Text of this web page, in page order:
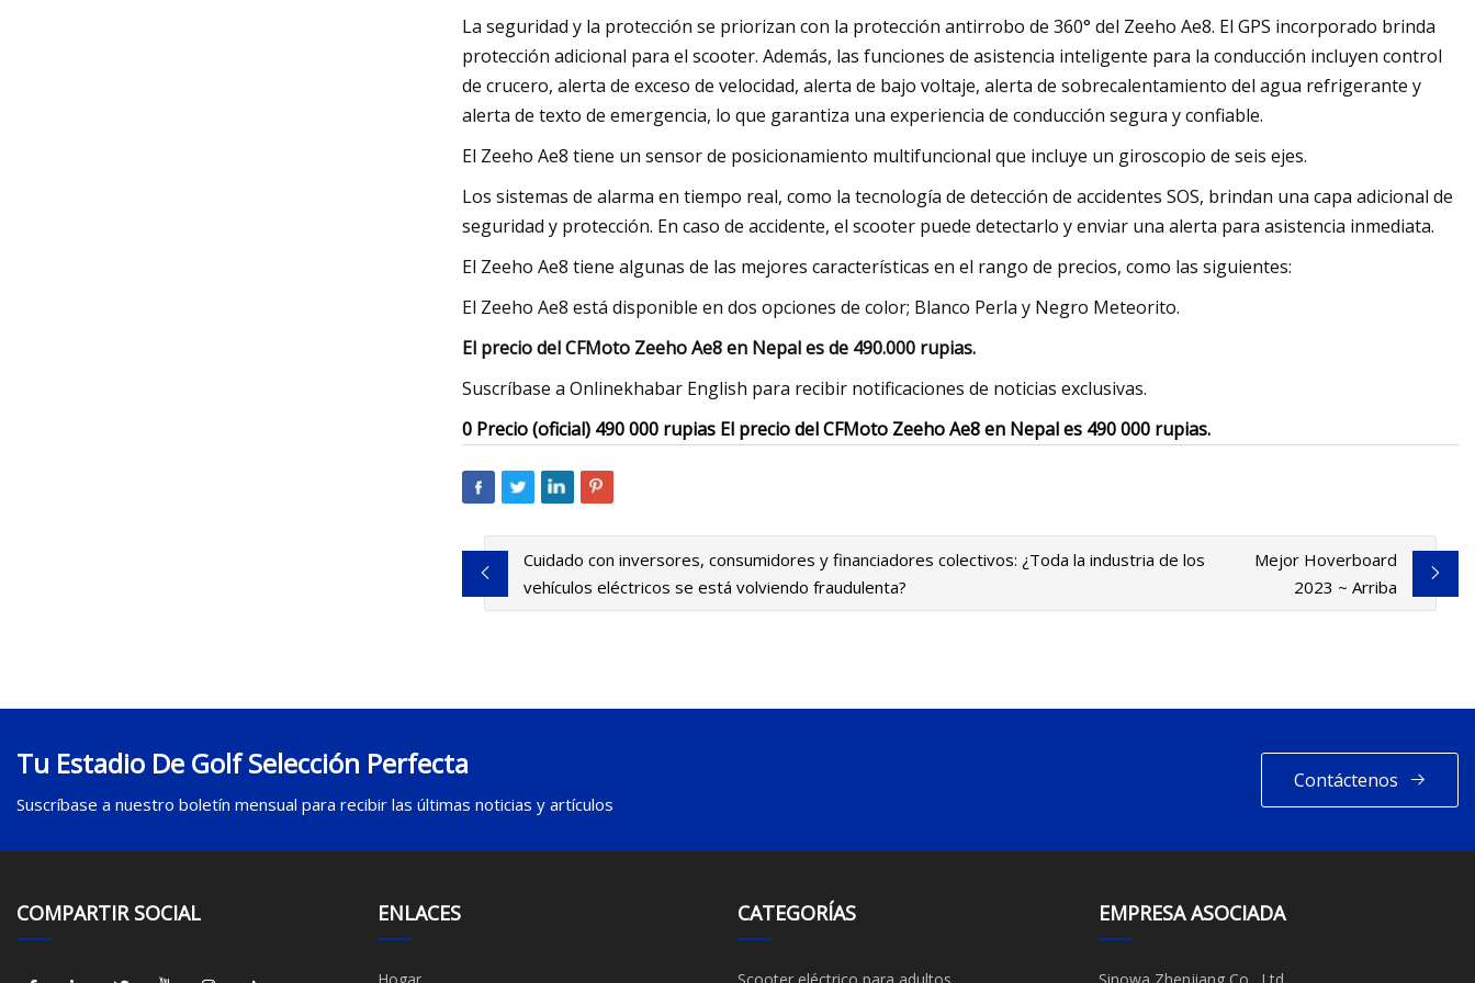
La seguridad y la protección se priorizan con la protección antirrobo de 360° del Zeeho Ae8. El GPS incorporado brinda
protección adicional para el scooter. Además, las funciones de asistencia inteligente para la conducción incluyen control
de crucero, alerta de exceso de velocidad, alerta de bajo voltaje, alerta de sobrecalentamiento del agua refrigerante y
alerta de texto de emergencia, lo que garantiza una experiencia de conducción segura y confiable.
El Zeeho Ae8 tiene un sensor de posicionamiento multifuncional que incluye un giroscopio de seis ejes.
Los sistemas de alarma en tiempo real, como la tecnología de detección de accidentes SOS, brindan una capa adicional de
seguridad y protección. En caso de accidente, el scooter puede detectarlo y enviar una alerta para asistencia inmediata.
El Zeeho Ae8 tiene algunas de las mejores características en el rango de precios, como las siguientes:
El Zeeho Ae8 está disponible en dos opciones de color; Blanco Perla y Negro Meteorito.
El precio del CFMoto Zeeho Ae8 en Nepal es de 490.000 rupias.
Suscríbase a Onlinekhabar English para recibir notificaciones de noticias exclusivas.
0 Precio (oficial) 490 000 rupias El precio del CFMoto Zeeho Ae8 en Nepal es 490 000 rupias.
Cuidado con inversores, consumidores y financiadores colectivos: ¿Toda la industria de los
vehículos eléctricos se está volviendo fraudulenta?
Mejor Hoverboard
2023 ~ Arriba
Tu Estadio De Golf Selección Perfecta
Suscríbase a nuestro boletín mensual para recibir las últimas noticias y artículos
Contáctenos
COMPARTIR SOCIAL ENLACES
Hogar
CATEGORÍAS
Scooter eléctrico para adultos
EMPRESA ASOCIADA
Sinowa Zhenjiang Co., Ltd.